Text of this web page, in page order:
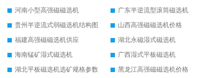
河南小型高强磁磁选机
广东半逆流型滚筒磁选机
贵州半逆流式弱磁选机结构图
山西高强磁磁选机价格
福建高强磁磁选机供应
湖北永磁湿式磁选机
海南锰矿湿式磁选机
广西湿式平板磁选机
湖北平板磁选机选矿规格参数
黑龙江高强磁磁选机价格